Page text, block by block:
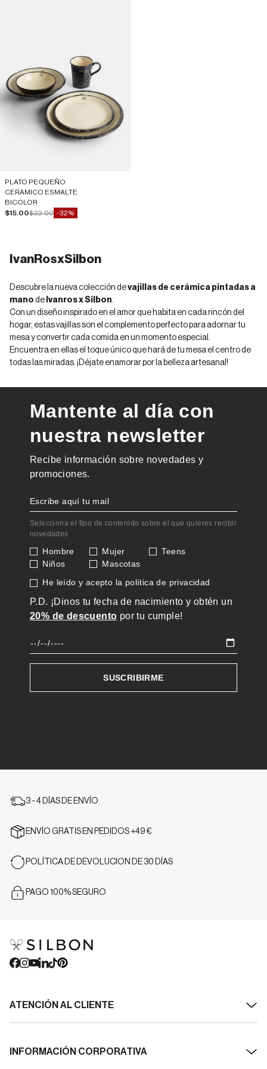
PLATO PEQUEÑO
CERAMICO ESMALTE
BICOLOR
Precio de oferta
$15.00Precio normal
$22.00 -32%
IvanRosxSilbon
Descubre la nueva colección devajillas de cerámica pintadas a
mano de Ivanros x Silbon
Con un diseño inspirado en el amor que habita en cada rincón del
hogar, estas vajillas son el complemento perfecto para adornar tu
mesa y convertir cada comida en un momento especial.
Encuentra en ellas el toque único que hará de tu mesa el centro de
todas las miradas. ¡Déjate enamorar por la belleza artesanal!
3 - 4 DÍAS DE ENVÍO
ENVÍO GRATIS EN PEDIDOS +49 €
POLÍTICA DE DEVOLUCION DE 30 DÍAS
PAGO 100% SEGURO
ATENCIÓN AL CLIENTE
Envíos
INFORMACIÓN CORPORATIVA